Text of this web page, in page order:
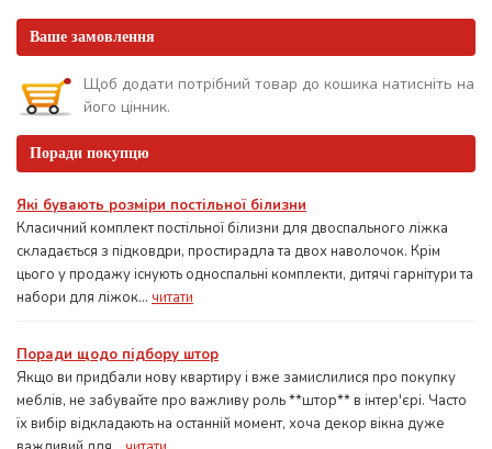
Ваше замовлення
Щоб додати потрібний товар до кошика натисніть на
його цінник.
Поради покупцю
Які бувають розміри постільної білизни
Класичний комплект постільної білизни для двоспального ліжка
складається з підковдри, простирадла та двох наволочок. Крім
цього у продажу існують односпальні комплекти, дитячі гарнітури та
набори для ліжок... читати
Поради щодо підбору штор
Якщо ви придбали нову квартиру і вже замислилися про покупку
меблів, не забувайте про важливу роль **штор** в інтер'єрі. Часто
їх вибір відкладають на останній момент, хоча декор вікна дуже